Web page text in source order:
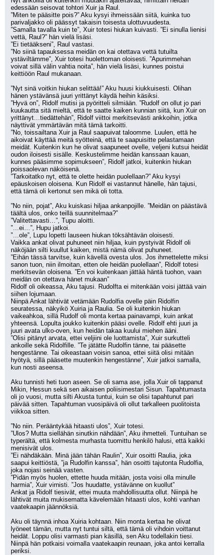
edessään seisovat tohtori Xuir ja Raul.
”Miten te pääsitte pois?” Aku kysyi ihmeissään siitä, kuinka tuo
parivaljakko oli päässyt takaisin toisesta ulottuvuudesta.
”Samalla tavalla kuin te”, Xuir totesi hiukan kuivasti. ”Ei sinulla lienisi
vettä, Raul?” hän vielä lisäsi.
”Ei tietääkseni”, Raul vastasi.
”No siinä tapauksessa meidän on kai otettava vettä tutuilta
ystäviltämme”, Xuir totesi huolettoman oloisesti. ”Apurimmehan
voivat sillä välin vahtia noita”, hän vielä lisäsi, kunnes poistui
keittiöön Raul mukanaan.
”Nyt sinä voitkin hiukan selittää!” Aku huusi kiukkuisesti. Olihan
hänen ystävänsä juuri yrittänyt käydä heihin käsiksi.
”Hyvä on”, Ridolf mutisi ja pyöritteli silmiään. ”Rudolf on ollut jo pari
kuukautta sitä mieltä, että te saatte kaiken kunnian siitä, kun Xuir on
yrittänyt…tiedättehän”, Ridolf viittoi merkitsevästi ankkoihin, jotka
näyttivät ymmärtävän mitä tämä tarkoitti.
”No, toissailtana Xuir ja Raul saapuivat taloomme. Luulen, että he
aikoivat käyttää meitä syötteinä, että te saapuisitte pelastamaan
meidät. Kuitenkin kun he olivat saapuneet ovelle, veljeni kutsui heidät
oudon iloisesti sisälle. Keskustelimme heidän kanssaan kauan,
kunnes pääsimme sopimukseen”, Ridolf jatkoi, kuitenkin hiukan
poissaolevan näköisenä.
”Tarkoitatko nyt, että te olette heidän puolellaan?” Aku kysyi
epäuskoisen oloisena. Kun Ridolf ei vastannut hänelle, hän tajusi,
että tämä oli kertonut sen mikä oli totta.
”No niin, pojat”, Aku kuiskasi hiljaa ankanpojille. ”Meidän on päästävä
täältä ulos, onko teillä suunnitelmaa?”
”Valitettavasti…”, Tupu aloitti.
”…ei…”, Hupu jatkoi.
”…ole”, Lupu lopetti lauseen hiukan töksähtävän oloisesti.
Vaikka ankat olivat puhuneet niin hiljaa, kuin pystyivät Ridolf oli
näköjään silti kuullut kaiken, mistä nämä olivat puhuneet.
”Eihän tässä tarvitse, kuin kävellä ovesta ulos. Jos ihmettelette miksi
sanon tuon, niin ilmoitan, etten ole heidän puolellaan”, Ridolf totesi
merkitsevän oloisena. ”En voi kuitenkaan jättää häntä tuohon, vaan
meidän on otettava hänet mukaan”
Ridolf oli oikeassa, Aku tajusi. Rudolfta ei mitenkään voisi jättää vain
siihen lojumaan.
Niinpä Ankat lähtivät vetämään Rudolfia ovelle päin Ridolfin
seuratessa, näkyikö Xuiria ja Raulia. Se oli kuitenkin hiukan
vaikeahkoa, sillä Rudolf oli monta kertaa painavampi, kuin ankat
yhteensä. Lopulta joukko kuitenkin pääsi ovelle. Ridolf ehti juuri ja
juuri avata ulko-oven, kun heidän takaa kuului miehen ääni.
”Olisi pitänyt arvata, ettei veljiini ole luottamista”, Xuir surkutteli
ankoille sekä Ridolfille. ”Te jätätte Rudolfin tänne, tai pääsette
hengestänne. Tai oikeastaan voisin sanoa, ettei siitä olisi mitään
hyötyä, sillä pääsette muutenkin hengestänne”, Xuir jatkoi samalla,
kun nosti aseensa.
Aku tunnisti heti tuon aseen. Se oli sama ase, jolla Xuir oli tappanut
Mikin, Hessun sekä sen aikaisen poliisimestari Sisun. Tapahtumasta
oli jo vuosi, mutta silti Akusta tuntui, kuin se olisi tapahtunut pari
päivää sitten. Tapahtuman vuosipäivä oli ollut tarkalleen puolitoista
viikkoa sitten.
”No niin. Perääntykää hitaasti ulos”, Xuir totesi.
”Ulos? Mutta siellähän sinutkin nähdään”, Aku ihmetteli. Tuntuihan se
typerältä, että kolmesta murhasta tuomittu henkilö halusi, että kaikki
menisivät ulos.
”Ei nähdäkään. Minä jään tähän Raulin”, Xuir osoitti Raulia, joka
saapui keittiöstä, ”ja Rudolfin kanssa”, hän osoitti tajutonta Rudolfia,
joka nojasi seinää vasten.
”Pidän myös huolen, ettette huuda mitään, josta voisi olla minulle
harmia”, Xuir virnisti. ”Jos huudatte, ystävänne on kuollut”
Ankat ja Ridolf tiesivät, ettei muuta mahdollisuutta ollut. Niinpä he
lähtivät muita mukisematta kävelemään hitaasti ulos, kohti vanhan
vaatekaapin jäännöksiä.
Aku oli täynnä inhoa Xuiria kohtaan. Niin monta kertaa he olivat
lyöneet tämän, mutta nyt tuntui siltä, että tämä oli vihdoin voittanut
heidät. Loppu olisi varmasti pian käsillä, sen Aku todellakin tiesi.
Niinpä hän potkaisi voimalla vaatekaapin reunaan, joka antoi kerralla
periksi.